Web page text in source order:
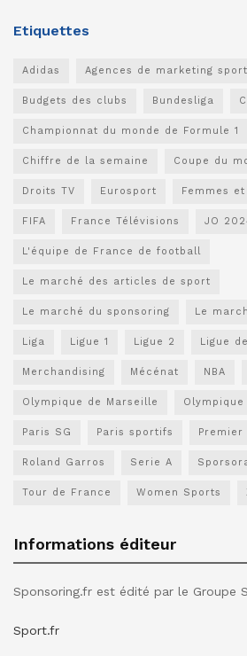
Etiquettes
Adidas Agences de marketing
Budgets des clubs Bundesliga
Championnat du monde de Formule 1
Chiffre de la semaine Coupe du
Droits TV Eurosport Femmes
FIFA France Télévisions JO
L'équipe de France de football
Le marché des articles de sport
Le marché du sponsoring Le
Liga Ligue 1 Ligue 2 Ligue
Merchandising Mécénat NBA
Olympique de Marseille Olympique
Paris SG Paris sportifs Premier
Roland Garros Serie A
Tour de France Women Sports
Informations éditeur
Sponsoring.fr est édité par le Groupe
Sport.fr